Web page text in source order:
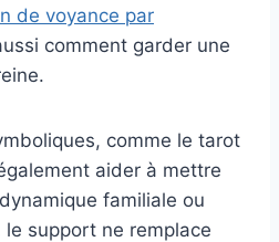
de voyance par
comment garder une
comme le tarot
aider à mettre
familiale ou
support ne remplace